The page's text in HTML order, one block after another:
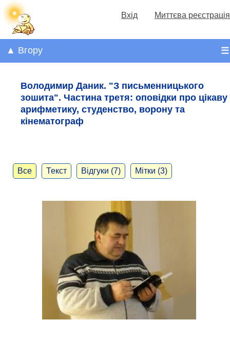
Вхід Миттєва реєстрація
☰
▲ Вгору
Володимир Даник. "З письменницького
зошита". Частина третя: оповідки про цікаву
арифметику, студенство, ворону та
кінематограф
Все Текст Відгуки (7) Мітки (3)